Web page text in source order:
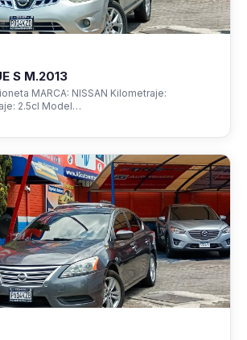
S M.2013
MARCA: NISSAN Kilometraje:
2.5cl Model…